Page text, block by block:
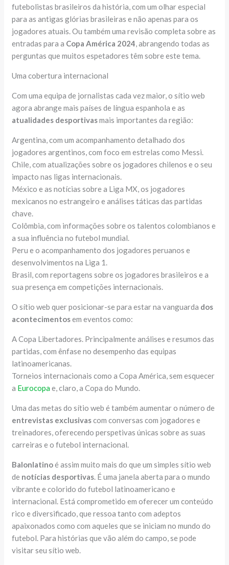
futebolistas brasileiros da história, com um olhar especial
para as antigas glórias brasileiras e não apenas para os
jogadores atuais. Ou também uma revisão completa sobre as
entradas para a Copa América 2024, abrangendo todas as
perguntas que muitos espetadores têm sobre este tema.
Uma cobertura internacional
Com uma equipa de jornalistas cada vez maior, o sítio web
agora abrange mais países de língua espanhola e as
atualidades desportivasmais importantes da região:
Argentina, com um acompanhamento detalhado dos
jogadores argentinos, com foco em estrelas como Messi.
Chile, com atualizações sobre os jogadores chilenos e o seu
impacto nas ligas internacionais.
México e as notícias sobre a Liga MX, os jogadores
mexicanos no estrangeiro e análises táticas das partidas
chave.
Colômbia, com informações sobre os talentos colombianos e
a sua influência no futebol mundial.
Peru e o acompanhamento dos jogadores peruanos e
desenvolvimentos na Liga 1.
Brasil, com reportagens sobre os jogadores brasileiros e a
sua presença em competições internacionais.
O sítio web quer posicionar-se para estar na vanguarda dos
acontecimentosem eventos como:
A Copa Libertadores. Principalmente análises e resumos das
partidas, com ênfase no desempenho das equipas
latinoamericanas.
Torneios internacionais como a Copa América, sem esquecer
a Eurocopae, claro, a Copa do Mundo.
Uma das metas do sítio web é também aumentar o número de
entrevistas exclusivascom conversas com jogadores e
treinadores, oferecendo perspetivas únicas sobre as suas
carreiras e o futebol internacional.
Balonlatinoé assim muito mais do que um simples sítio web
de notícias desportivas. É uma janela aberta para o mundo
vibrante e colorido do futebol latinoamericano e
internacional. Está comprometido em oferecer um conteúdo
rico e diversificado, que ressoa tanto com adeptos
apaixonados como com aqueles que se iniciam no mundo do
futebol. Para histórias que vão além do campo, se pode
visitar seu sítio web.